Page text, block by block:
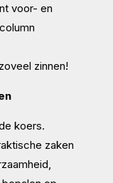
voor- en
zinnen!
koers.
zaken